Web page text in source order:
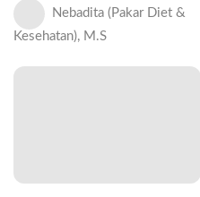
Nebadita (Pakar Diet &
Kesehatan), M.S